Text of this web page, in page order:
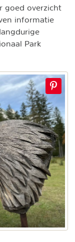
goed overzicht
informatie
Park